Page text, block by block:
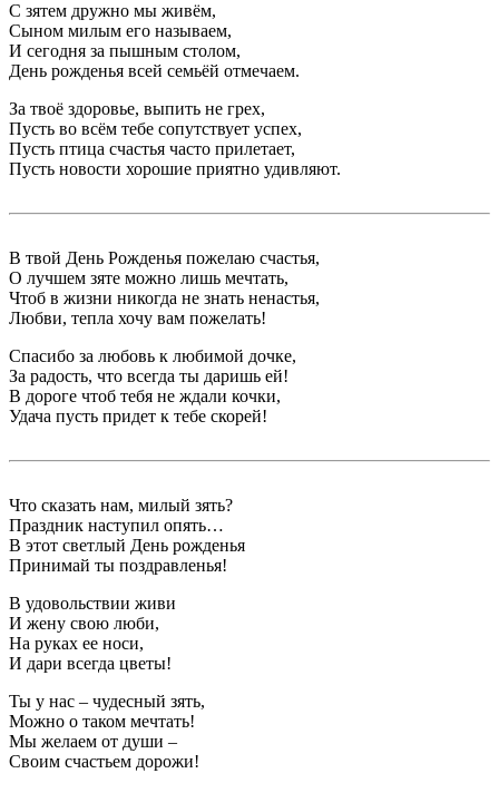
С зятем дружно мы живём,
Сыном милым его называем,
И сегодня за пышным столом,
День рожденья всей семьёй отмечаем.
За твоё здоровье, выпить не грех,
Пусть во всём тебе сопутствует успех,
Пусть птица счастья часто прилетает,
Пусть новости хорошие приятно удивляют.
В твой День Рожденья пожелаю счастья,
О лучшем зяте можно лишь мечтать,
Чтоб в жизни никогда не знать ненастья,
Любви, тепла хочу вам пожелать!
Спасибо за любовь к любимой дочке,
За радость, что всегда ты даришь ей!
В дороге чтоб тебя не ждали кочки,
Удача пусть придет к тебе скорей!
Что сказать нам, милый зять?
Праздник наступил опять…
В этот светлый День рожденья
Принимай ты поздравленья!
В удовольствии живи
И жену свою люби,
На руках ее носи,
И дари всегда цветы!
Ты у нас – чудесный зять,
Можно о таком мечтать!
Мы желаем от души –
Своим счастьем дорожи!